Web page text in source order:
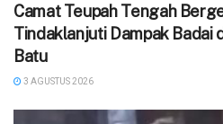
Camat Teupah Tengah
Tindaklanjuti Dampak Badai
Batu
3 AGUSTUS 2026